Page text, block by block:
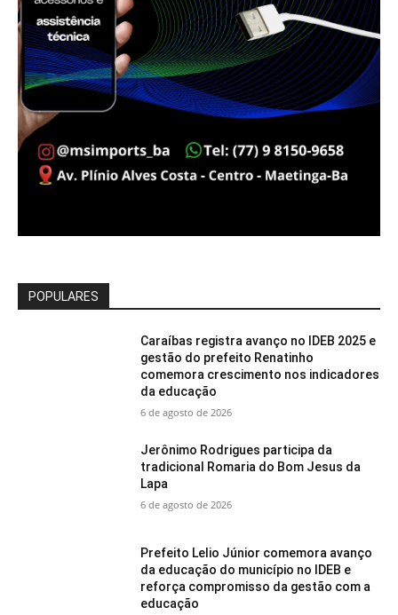
POPULARES
Caraíbas registra avanço no IDEB 2025 e
gestão do prefeito Renatinho
comemora crescimento nos indicadores
da educação
6 de agosto de 2026
Jerônimo Rodrigues participa da
tradicional Romaria do Bom Jesus da
Lapa
6 de agosto de 2026
Prefeito Lelio Júnior comemora avanço
da educação do município no IDEB e
reforça compromisso da gestão com a
educação